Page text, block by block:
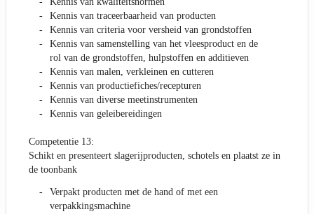
Kennis van traceerbaarheid van producten
Kennis van criteria voor versheid van grondstoffen
Kennis van samenstelling van het vleesproduct en de
rol van de grondstoffen, hulpstoffen en additieven
Kennis van malen, verkleinen en cutteren
Kennis van productiefiches/recepturen
Kennis van diverse meetinstrumenten
Kennis van geleibereidingen
Competentie 13:
Schikt en presenteert slagerijproducten, schotels en plaatst ze in
de toonbank
Verpakt producten met de hand of met een
verpakkingsmachine